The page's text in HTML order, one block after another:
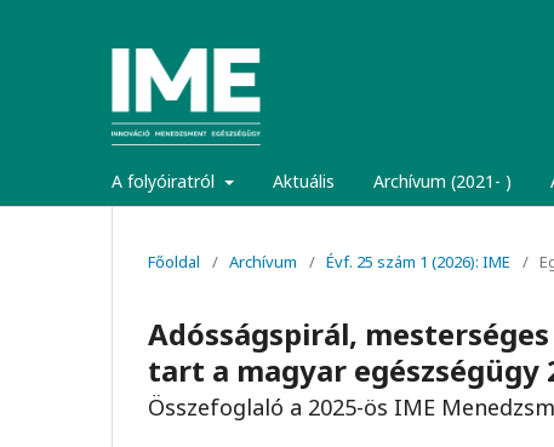
A folyóiratról Aktuális Archívum (2021- )
Főoldal / Archívum / Évf. 25 szám 1 (2026): IME /
Adósságspirál,
tart a magyar egészségügy
Összefoglaló a 2025-ös IME